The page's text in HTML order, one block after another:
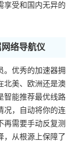
享受和国内无异的
络导航仪
。优秀的加速器拥
北美、欧洲还是澳
智能推荐最优线路
况，自动将你的连
再需要手动反复测
，从根源上保障了